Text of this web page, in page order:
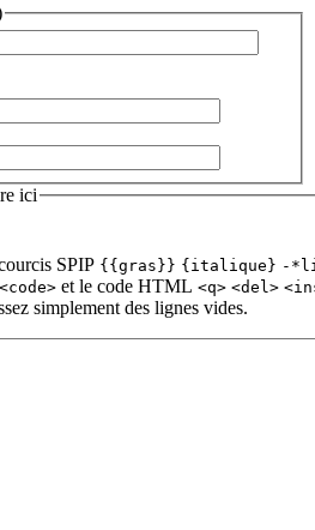
ici
SPIP {{gras}} {italique} -
<code> et le code HTML <q> <del>
simplement des lignes vides.